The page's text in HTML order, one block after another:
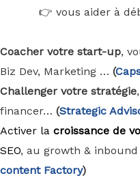
👉 vous aider à
Coacher votre start-up,
Biz Dev, Marketing … (
Challenger votre stratégie
financer… (Strategic
Activer la croissance de
SEO, au growth &
content Factory)